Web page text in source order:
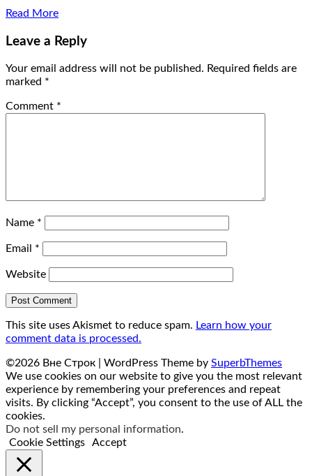
Read More
Leave a Reply
Your email address will not be published. Required fields are
marked *
Comment *
Name *
Email *
Website
This site uses Akismet to reduce spam. Learn how your
comment data is processed.
©2026 Вне Строк | WordPress Theme by SuperbThemes
We use cookies on our website to give you the most relevant
experience by remembering your preferences and repeat
visits. By clicking “Accept”, you consent to the use of ALL the
cookies.
Do not sell my personal information.
Cookie Settings
Accept